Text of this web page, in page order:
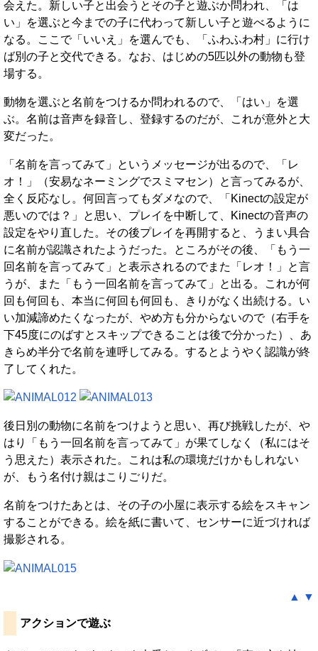
会えた。新しい子と出会うとその子と遊ぶか問われ、「は
い」を選ぶと今までの子に代わって新しい子と遊べるように
なる。ここで「いいえ」を選んでも、「ふわふわ村」に行け
ば別の子と交代できる。なお、はじめの5匹以外の動物も登
場する。
動物を選ぶと名前をつけるか問われるので、「はい」を選
ぶ。名前は音声を録音し、登録するのだが、これが意外と大
変だった。
「名前を言ってみて」というメッセージが出るので、「レ
オ！」（安易なネーミングでスミマセン）と言ってみるが、
全く反応なし。何回言ってもダメなので、「Kinectの設定が
悪いのでは？」と思い、プレイを中断して、Kinectの音声の
設定をやり直した。その後プレイを再開すると、うまい具合
に名前が認識されたようだった。ところがその後、「もう一
回名前を言ってみて」と表示されるのでまた「レオ！」と言
うが、また「もう一回名前を言ってみて」と出る。これが何
回も何回も、本当に何回も何回も、きりがなく出続ける。い
い加減諦めたくなったが、やめ方も分からないので（右手を
下45度にのばすとスキップできることは後で分かった）、あ
きらめ半分で名前を連呼してみる。するとようやく認識が終
了してくれた。
後日別の動物に名前をつけようと思い、再び挑戦したが、や
はり「もう一回名前を言ってみて」が果てしなく（私にはそ
う思えた）表示された。これは私の環境だけかもしれない
が、もう名付け親はこりごりだ。
名前をつけたあとは、その子の小屋に表示する絵をスキャン
することができる。絵を紙に書いて、センサーに近づければ
撮影される。
▲ ▼
アクションで遊ぶ